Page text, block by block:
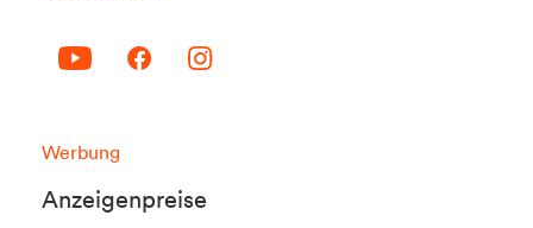
Werbung
Anzeigenpreise